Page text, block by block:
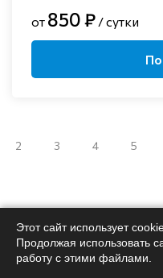
от 850 ₽ / сутки
2 3 4 5
Поможем
Этот сайт использует
Продолжая использовать
работу с этими файлами.